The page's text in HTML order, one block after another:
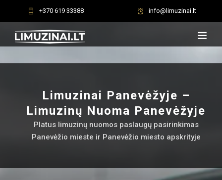
+370 619 33388 info@limuzinai.lt
Limuzinai Panevėžyje –
Limuzinų Nuoma Panevėžyje
Platus limuzinų nuomos paslaugų pasirinkimas
Panevėžio mieste ir Panevėžio miesto apskrityje